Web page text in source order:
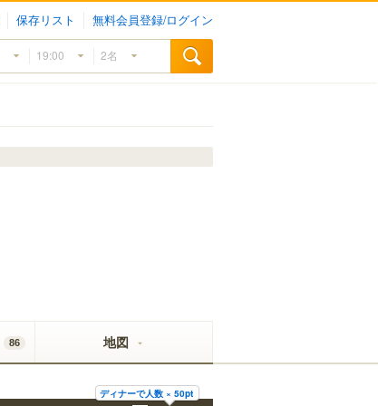
保存リスト 無料会員登録/ログイン
86 地図
ディナーで人数 × 50pt